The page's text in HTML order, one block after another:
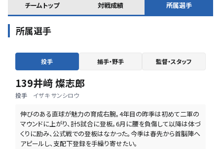
チームトップ 対戦成績 所属選手
所属選手
投手 捕手・野手 監督・スタッフ
139
投手
井﨑 燦志郎
イザキ サンシロウ
伸びのある直球が魅力の育成右腕。4年目の昨季は初めて二軍の
マウンドに上がり、計5試合に登板。6月に腰を負傷して以降は体づ
くりに励み、公式戦での登板はなかった。今季は春先から首脳陣へ
アピールし、支配下登録を手繰り寄せたい。